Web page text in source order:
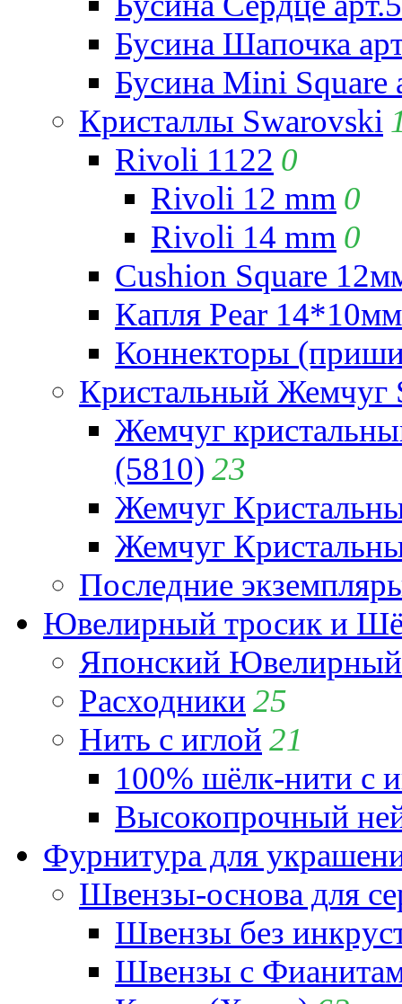
Бусина Шапочка
Бусина Mini Square
Кристаллы Swarovski
Rivoli 1122 0
Rivoli 12 mm 0
Rivoli 14 mm 0
Cushion Square
Капля Pear
Коннекторы
Кристальный Жемчуг
Жемчуг
(5810) 23
Жемчуг
Жемчуг
Последние
Ювелирный тросик и
Японский
Расходники 25
Нить с иглой 21
100% шёлк-нити с
Высокопрочный
Фурнитура для
Швензы-основа для
Швензы без
Швензы с